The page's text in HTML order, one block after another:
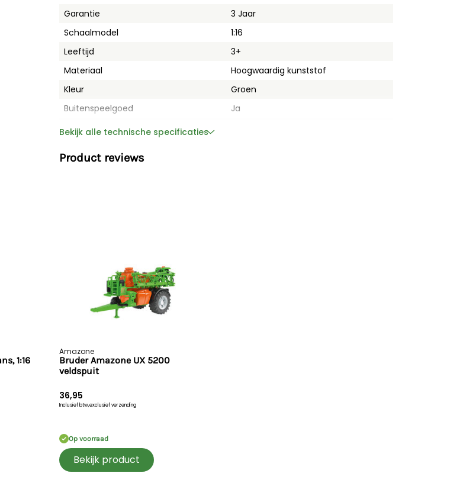
eenvoudig het wiel kan verwijderen met de monteur en zijn gereedschap. Als
hiermee de speelbeleving voor jou nog niet genoeg is, dan kan je de tractor
uitbreiden met verschillende aanhangers en accessoires van Bruder. Kortom,
met de Fendt 1050 met monteur en accessoires haal jij een zeer volledige
Combi
Kenmerken van de
Fendt 1050 Vario inclusief monteur en accesoires
- Geschikt voor kinderen van 3 jaar
- Gemaakt van hoogwaardig kunststof
Garantie
3 Jaar
Schaalmodel
1:16
Leeftijd
3+
Materiaal
Hoogwaardig kunststof
Kleur
Groen
Buitenspeelgoed
Ja
Limited edition
Bekijk alle technische specificaties
Product reviews
1:16
Amazone
Bruder Amazone UX 5200
veldspuit
36,95
Inclusief btw,exclusief verzending
Op voorraad
Bekijk product